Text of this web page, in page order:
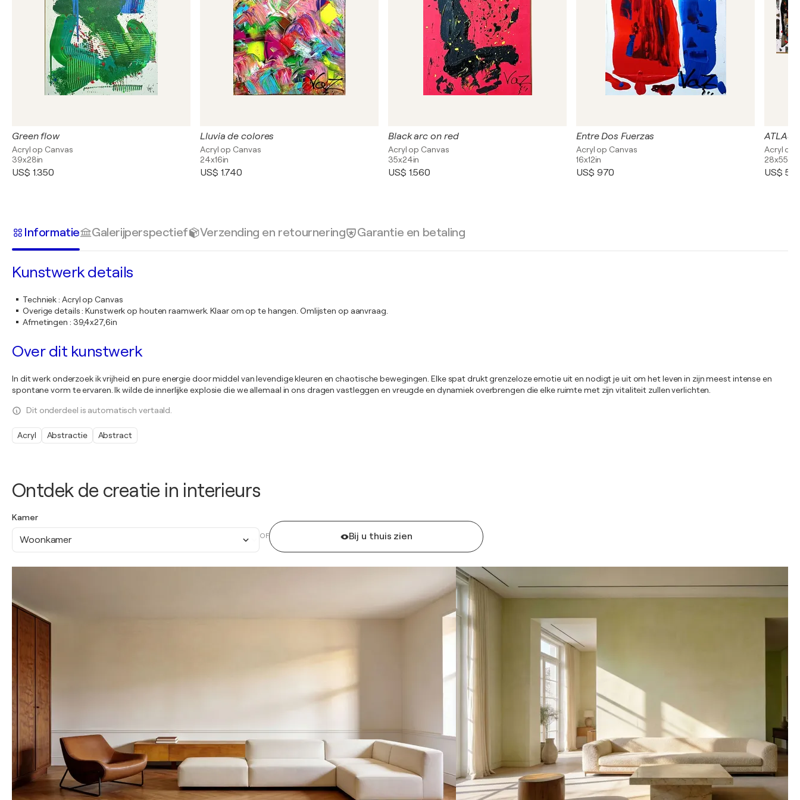
Ontdek de creatie in interieurs
Kamer
Woonkamer OF Bij u thuis zien
Green flow
Acryl op Canvas
39x28in
US$ 1.350
Lluvia de colores
Acryl op Canvas
24x16in
US$ 1.740
Black arc on red
Acryl op Canvas
35x24in
US$ 1.560
Entre Dos Fuerzas
Acryl op Canvas
16x12in
US$ 970
ATLAS
Acryl op
28x55in
US$
Informatie Galerijperspectief Verzending en retournering Garantie en betaling
Kunstwerk details
Techniek: Acryl op Canvas
Overige details:Kunstwerk op houten raamwerk. Klaar om op te hangen. Omlijsten op aanvraag.
Afmetingen : 39,4x27,6in
Over dit kunstwerk
In dit werk onderzoek ik vrijheid en pure energie door middel van levendige kleuren en chaotische bewegingen. Elke spat drukt grenzeloze emotie uit en nodigt je uit om het leven in zijn meest intense en
spontane vorm te ervaren. Ik wilde de innerlijke explosie die we allemaal in ons dragen vastleggen en vreugde en dynamiek overbrengen die elke ruimte met zijn vitaliteit zullen verlichten.
Dit onderdeel is automatisch vertaald.
Acryl Abstractie Abstract